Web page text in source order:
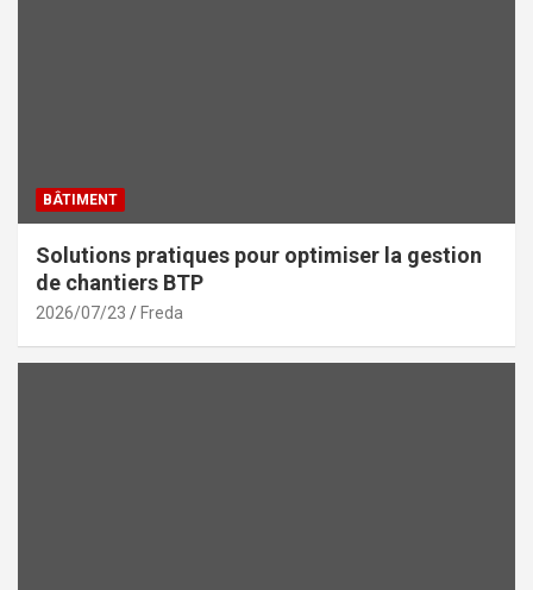
BÂTIMENT
Solutions pratiques pour optimiser la gestion
de chantiers BTP
2026/07/23 Freda